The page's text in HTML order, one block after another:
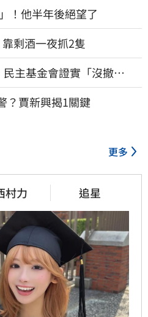
！他半年後絕望了
剩酒一夜抓2隻
主基金會證實「沒撤
？賈新興揭1關鍵
更多
村力 追星